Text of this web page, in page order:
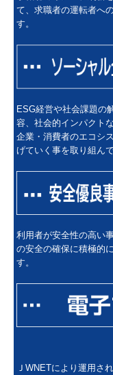
て、求職者の運転者へ
す。
ESG経営や社会課題の
容、社会的インパクト
企業・消費者のエコシ
げていく事を取り組ん
利用者が安全性の高い
の安全の確保に積極的
す。
ＪWNETにより運用さ